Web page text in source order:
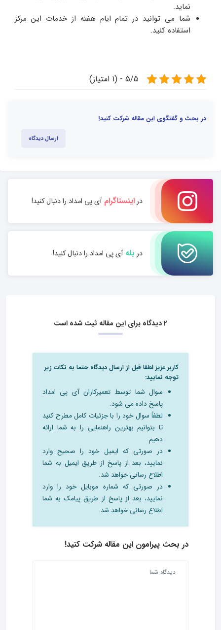
نماید.
شما می توانید در تمام ایام هفته از خدمات این مرکز
استفاده کنید.
5/5 - (1 امتیاز)
در بحث و گفتگوی این مقاله شرکت کنید!
ارسال دیدگاه
دراینستاگرامآی پی امداد را دنبال کنید!
در بلهآی پی امداد را دنبال کنید!
2 دیدگاه برای این مقاله ثبت شده است
کاربر عزیز لطفا قبل از ارسال دیدگاه حتما به نکات زیر
توجه نمایید:
سوال شما توسط تعمیرکاران آی پی امداد
پاسخ داده می شود.
لطفاً سوال خود را با جزئیات کامل مطرح کنید
تا بتوانیم بهترین راهنمایی را به شما ارائه
دهیم.
در صورتی که ایمیل خود را صحیح وارد
نمایید، بعد از پاسخ از طریق ایمیل به شما
اطلاع رسانی خواهد شد.
در صورتی که شماره موبایل خود را وارد
نمایید، بعد از پاسخ از طریق پیامک به شما
اطلاع رسانی خواهد شد.
در بحث‌ پیرامون این مقاله شرکت کنید!